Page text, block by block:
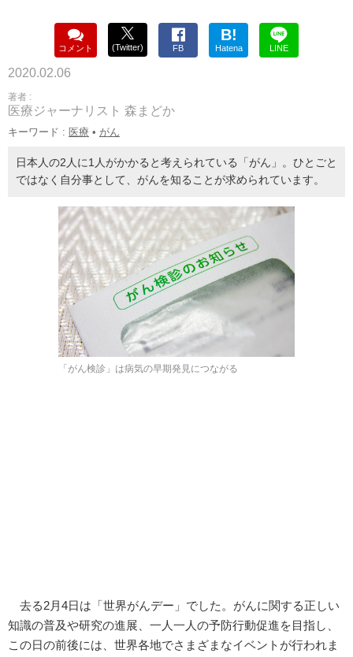
コメント (Twitter) FB
B!
Hatena LINE
2020.02.06
著者 :
医療ジャーナリスト 森まどか
キーワード : 医療 • がん
日本人の2人に1人がかかると考えられている「がん」。ひとごと
ではなく自分事として、がんを知ることが求められています。
「がん検診」は病気の早期発見につながる
去る2月4日は「世界がんデー」でした。がんに関する正しい
知識の普及や研究の進展、一人一人の予防行動促進を目指し、
この日の前後には、世界各地でさまざまなイベントが行われま